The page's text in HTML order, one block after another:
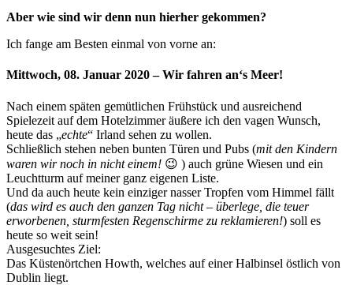
Aber wie sind wir denn nun hierher gekommen?
Ich fange am Besten einmal von vorne an:
Mittwoch, 08. Januar 2020 – Wir fahren an‘s Meer!
Nach einem späten gemütlichen Frühstück und ausreichend
Spielezeit auf dem Hotelzimmer äußere ich den vagen Wunsch,
heute das „echte“ Irland sehen zu wollen.
Schließlich stehen neben bunten Türen und Pubs (mit den Kindern
waren wir noch in nicht einem! 😉 ) auch grüne Wiesen und ein
Leuchtturm auf meiner ganz eigenen Liste.
Und da auch heute kein einziger nasser Tropfen vom Himmel fällt
(das wird es auch den ganzen Tag nicht – überlege, die teuer
erworbenen, sturmfesten Regenschirme zu reklamieren!) soll es
heute so weit sein!
Ausgesuchtes Ziel:
Das Küstenörtchen Howth, welches auf einer Halbinsel östlich von
Dublin liegt.